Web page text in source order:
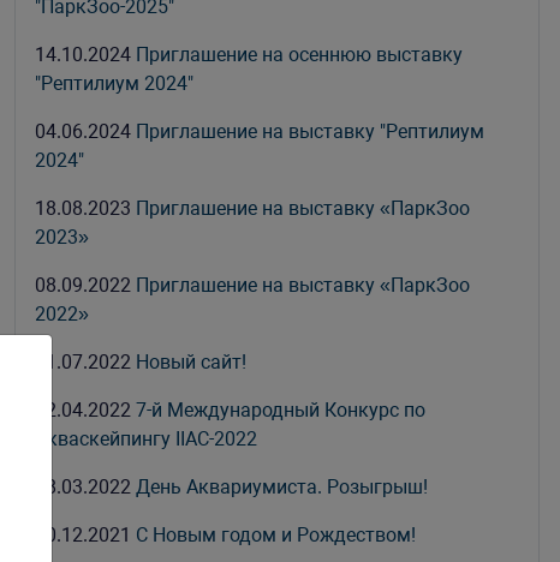
"ПаркЗоо-2025"
14.10.2024 Приглашение на осеннюю выставку
"Рептилиум 2024"
04.06.2024 Приглашение на выставку "Рептилиум
2024"
18.08.2023 Приглашение на выставку «ПаркЗоо
2023»
08.09.2022 Приглашение на выставку «ПаркЗоо
2022»
01.07.2022 Новый сайт!
22.04.20227-й Международный Конкурс по
Акваскейпингу IIAC-2022
28.03.2022День Аквариумиста. Розыгрыш!
30.12.2021 С Новым годом и Рождеством!